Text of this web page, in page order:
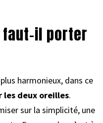
il porter
harmonieux, dans ce
les deux oreilles.
sur la simplicité, une